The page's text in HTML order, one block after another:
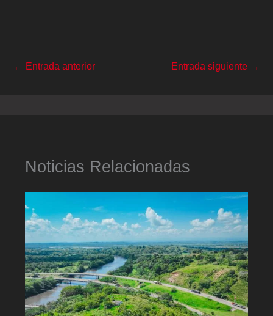
← Entrada anterior Entrada siguiente →
Noticias Relacionadas